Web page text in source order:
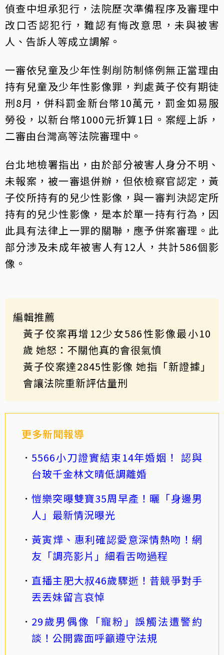
偵查中坦承犯行，法院歷次準備程序及審理中
改口否認犯行，難認有悔改意思，未與被害
人、告訴人等成立調解。
一審依兒童及少年性剝削防制條例無正當理由
持有兒童及少年性影像罪，判處黃子佼有期徒
刑8月，併科罰金新台幣10萬元，罰金如易服
勞役，以新台幣1000元折算1日。案經上訴，
二審由台灣高等法院審理中。
台北地檢署指出，由於部分被害人身分不明、
未報案，被一審退併辦，但依檢察官認定，黃
子佼所持有的兒少性影像，與一審判決認定所
持有的兒少性影像，是本於單一持有行為，因
此具有法律上一罪的關聯，應予併案審理。此
部分涉及未成年被害人有12人，共計586個影
像。
編輯推薦
黃子佼案再增12少女586性影像最小10
歲 她怒：不關他真的會很氣憤
黃子佼案達2845性影像 她指「新證據」
會讓法院重新評估量刑
更多新聞報導
5566小刀證實結束14年婚姻！ 認與
台玻千金林文晴低調離婚
愷樂突曝雙寶35周早產！曬「身邊男
人」最新情況曝光
黃寅燁、惠利確認愛意深情熱吻！網
友「調亮影片」細看舌吻過程
直播主肥大叔46歲驟逝！昔競爭對手
丟丟妹留言哀悼
29歲男偶像「寵粉」誤觸法遭警約
談！公開露面呼籲遵守法規